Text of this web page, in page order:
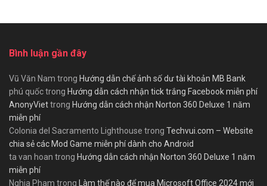
Bình luận gần đây
Vũ Văn Nam trong Hướng dẫn chế ảnh số dư tài khoản MB Bank
phú quốctrong Hướng dẫn cách nhận tick trắng Facebook miễn phí
AnonyViettrong Hướng dẫn cách nhận Norton 360 Deluxe 1 năm
miễn phí
Colonia del Sacramento Lighthouse trong Techvui.com – Website
chia sẻ các Mod Game miễn phí dành cho Android
ta van hoan trong Hướng dẫn cách nhận Norton 360 Deluxe 1 năm
miễn phí
Nghia Pham trong Làm thế nào để mua Microsoft Office 2024 mới